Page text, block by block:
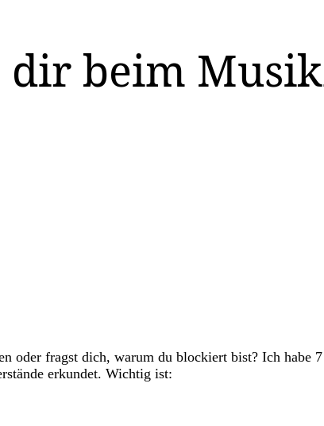
dir beim
oder fragst dich, warum du blockiert bist? Ich
erkundet. Wichtig ist: